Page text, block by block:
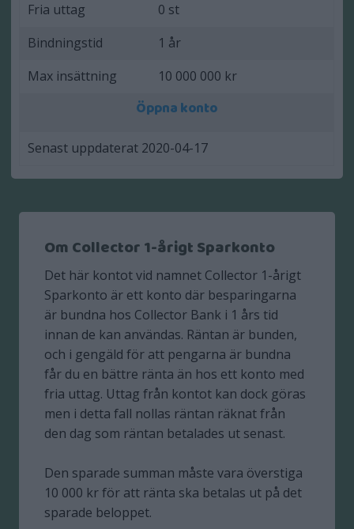
Fria uttag
0 st
Bindningstid
1 år
Max insättning
10 000 000 kr
Öppna konto
Senast uppdaterat 2020-04-17
Om Collector 1-årigt Sparkonto
Det här kontot vid namnet Collector 1-årigt
Sparkonto är ett konto där besparingarna
är bundna hos Collector Bank i 1 års tid
innan de kan användas. Räntan är bunden,
och i gengäld för att pengarna är bundna
får du en bättre ränta än hos ett konto med
fria uttag. Uttag från kontot kan dock göras
men i detta fall nollas räntan räknat från
den dag som räntan betalades ut senast.
Den sparade summan måste vara överstiga
10 000 kr för att ränta ska betalas ut på det
sparade beloppet.